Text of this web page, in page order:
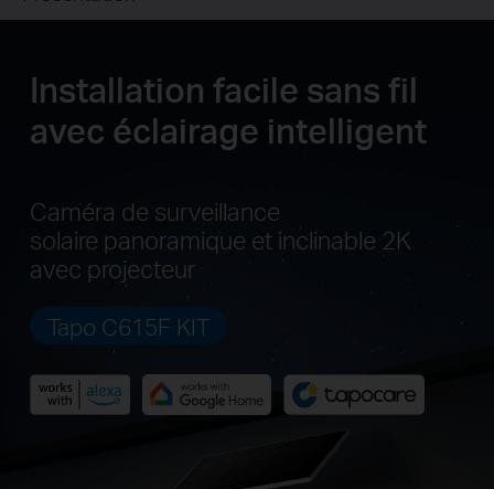
Installation facile sans fil
avec éclairage intelligent
Caméra de surveillance
solaire panoramique et inclinable 2K
avec projecteur
Tapo C615F KIT